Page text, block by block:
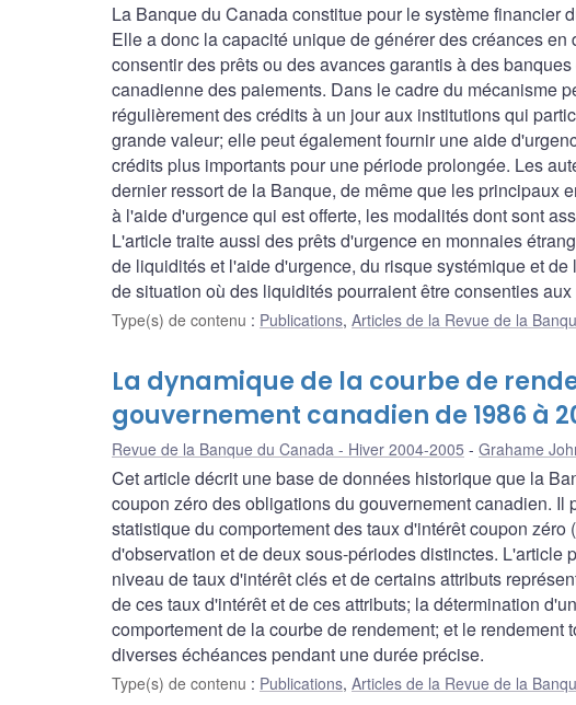
La Banque du Canada constitue pour le système
Elle a donc la capacité unique de générer des créances
consentir des prêts ou des avances garantis à des
canadienne des paiements. Dans le cadre du mécanisme
régulièrement des crédits à un jour aux institutions qui
grande valeur; elle peut également fournir une aide
crédits plus importants pour une période prolongée. Les
dernier ressort de la Banque, de même que les principaux
à l'aide d'urgence qui est offerte, les modalités dont sont
L'article traite aussi des prêts d'urgence en monnaies
de liquidités et l'aide d'urgence, du risque systémique et
de situation où des liquidités pourraient être consenties
Type(s) de contenu : Publications, Articles de la Revue de la
La dynamique de la courbe de
gouvernement canadien de 1986 à
Revue de la Banque du Canada - Hiver 2004-2005 Grahame
Cet article décrit une base de données historique que la
coupon zéro des obligations du gouvernement canadien.
statistique du comportement des taux d'intérêt coupon
d'observation et de deux sous-périodes distinctes.
niveau de taux d'intérêt clés et de certains attributs
de ces taux d'intérêt et de ces attributs; la détermination
comportement de la courbe de rendement; et le
diverses échéances pendant une durée précise.
Type(s) de contenu : Publications, Articles de la Revue de la